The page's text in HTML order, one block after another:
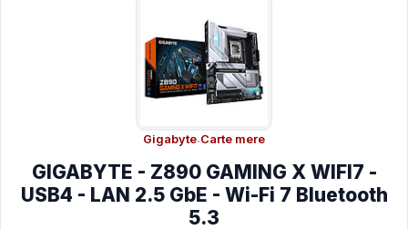
Gigabyte·Carte mere
GIGABYTE - Z890 GAMING X WIFI7 -
USB4 - LAN 2.5 GbE - Wi-Fi 7 Bluetooth
5.3